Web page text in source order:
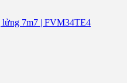
lửng 7m7 | FVM34TE4